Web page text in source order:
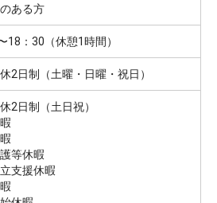
ある方
18：30（休憩1時間）
2日制（土曜・日曜・祝日）
2日制（土日祝）
等休暇
支援休暇